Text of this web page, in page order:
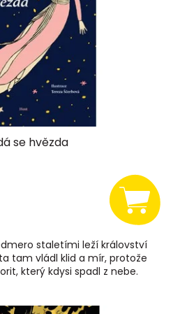
se hvězda
staletími leží království
tam vládl klid a mír, protože
který kdysi spadl z nebe.